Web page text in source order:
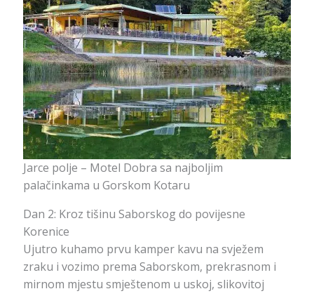
Jarce polje – Motel Dobra sa najboljim
palačinkama u Gorskom Kotaru
Dan 2: Kroz tišinu Saborskog do povijesne
Korenice
Ujutro kuhamo prvu kamper kavu na svježem
zraku i vozimo prema Saborskom, prekrasnom i
mirnom mjestu smještenom u uskoj, slikovitoj